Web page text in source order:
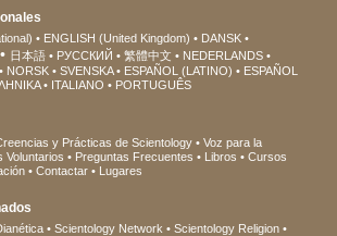
ENGLISH (United Kingdom)
DANSK
日本語 РУССКИЙ 繁體中文
NEDERLANDS
NORSK SVENSKA ESPAÑOL (LATINO)
ESPAÑOL
ITALIANO PORTUGUÊS
y Prácticas de Scientology
Voz para la
Voluntarios Preguntas Frecuentes Libros
Cursos
Contactar Lugares
Scientology Network Scientology Religion